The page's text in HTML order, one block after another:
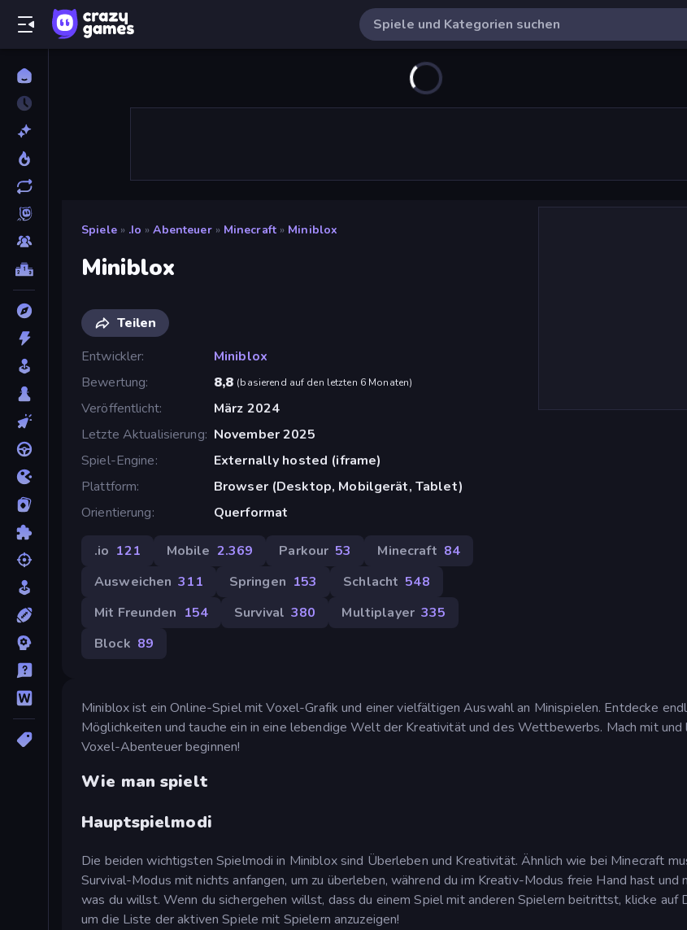
Spiele » .io » Abenteuer » Minecraft » Miniblox
Miniblox
Teilen
Entwickler
Miniblox
Bewertung
8,8 (basierend auf den letzten 6 Monaten)
Veröffentlicht
März 2024
Letzte Aktualisierung November 2025
Spiel-Engine
Externally hosted (iframe)
Plattform
Browser (Desktop, Mobilgerät, Tablet)
Orientierung
Querformat
.io 121 Mobile 2.369 Parkour 53 Minecraft 84
Ausweichen 311 Springen 153 Schlacht 548
Mit Freunden 154 Survival 380 Multiplayer 335
Block 89
Miniblox ist ein Online-Spiel mit Voxel-Grafik und einer vielfältigen Auswahl an Minispielen. Entdecke
Möglichkeiten und tauche ein in eine lebendige Welt der Kreativität und des Wettbewerbs. Mach mit und
Voxel-Abenteuer beginnen!
Wie man spielt
Hauptspielmodi
Die beiden wichtigsten Spielmodi in Miniblox sind Überleben und Kreativität. Ähnlich wie bei Minecraft
Survival-Modus mit nichts anfangen, um zu überleben, während du im Kreativ-Modus freie Hand hast und
was du willst. Wenn du sichergehen willst, dass du einem Spiel mit anderen Spielern beitrittst, klicke auf
um die Liste der aktiven Spiele mit Spielern anzuzeigen!